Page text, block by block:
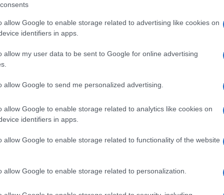
allow Google to enable storage related to advertising like cookies on
identifiers in apps.
allow my user data to be sent to Google for online advertising
allow Google to send me personalized advertising.
allow Google to enable storage related to analytics like cookies on
identifiers in apps.
allow Google to enable storage related to functionality of the website
allow Google to enable storage related to personalization.
utilizzato dal dottor Capasso e da tutti i
i ragazzi e ha fatto in modo che
espressi.
del Procuratore della Repubblica, il
degli Avvocati dottor Selis ha spiegato a
difensore. Quindi ha approfondito
le dott.sse Claudia Manconi e Milena
di Tempio Pausania.